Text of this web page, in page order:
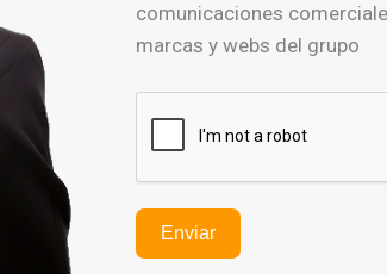
comunicaciones
marcas y webs del grupo
Enviar